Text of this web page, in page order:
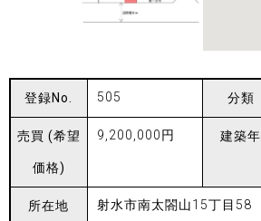
登録No. 505 分類
売買 (希望
価格)
9,200,000円 建築年
所在地 射水市南太閤山15丁目58